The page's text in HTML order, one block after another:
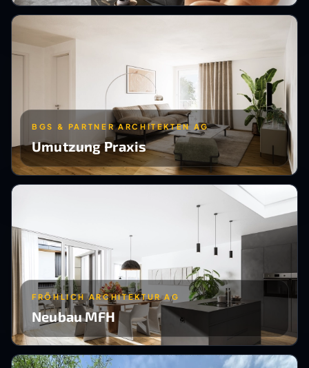
BGS & PARTNER ARCHITEKTEN AG
Umutzung Praxis
FRÖHLICH ARCHITEKTUR AG
Neubau MFH